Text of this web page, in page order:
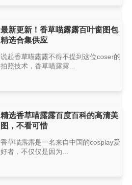
最新更新！香草喵露露百叶窗图包
精选合集供应
说起香草喵露露不得不提到这位coser的
拍照技术，香草喵露露...
精选香草喵露露百度百科的高清美
图，不看可惜
香草喵露露是一名来自中国的cosplay爱
好者，不仅仅是因为...